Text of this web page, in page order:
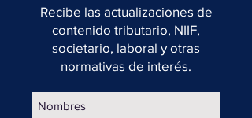
Recibe las actualizaciones de
contenido tributario, NIIF,
societario, laboral y otras
normativas de interés.